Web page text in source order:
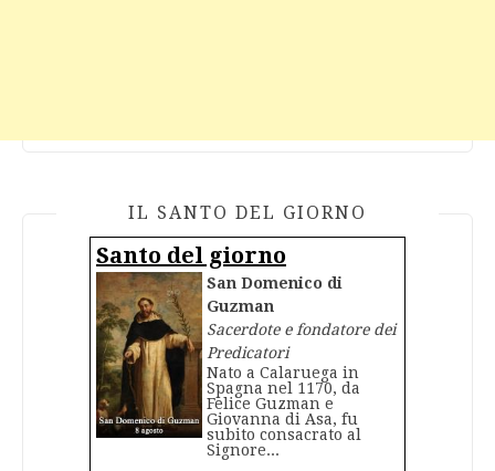
IL SANTO DEL GIORNO
Santo del giorno
San Domenico di
Guzman
Sacerdote e fondatore dei
Predicatori
Nato a Calaruega in
Spagna nel 1170, da
Felice Guzman e
Giovanna di Asa, fu
subito consacrato al
Signore...